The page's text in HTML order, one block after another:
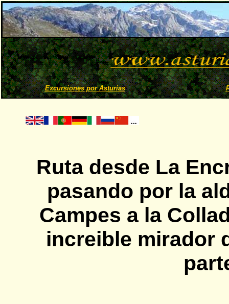
Excursiones por Asturias
Ruta desde La
pasando por la
Campes a la
increible mirador